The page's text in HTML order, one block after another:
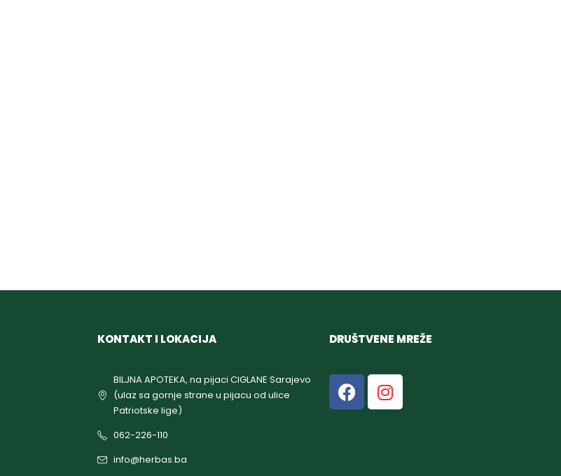
KONTAKT I LOKACIJA
BILJNA APOTEKA, na pijaci CIGLANE Sarajevo
(ulaz sa gornje strane u pijacu od ulice
Patriotske lige)
062-226-110
info@herbas.ba
DRUŠTVENE MREŽE